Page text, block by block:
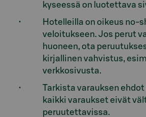
kyseessä on luotettava
Hotelleilla on oikeus no-
veloitukseen. Jos perut
huoneen, ota
kirjallinen vahvistus,
verkkosivusta.
Tarkista varauksen
kaikki varaukset eivät
peruutettavissa.